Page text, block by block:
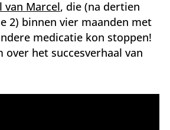
van Marcel, die (na dertien
2) binnen vier maanden met
medicatie kon stoppen!
over het succesverhaal van